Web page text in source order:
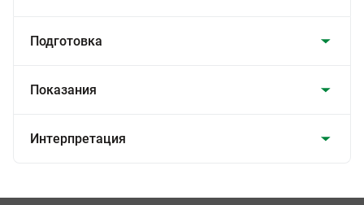
Подготовка
Показания
Интерпретация